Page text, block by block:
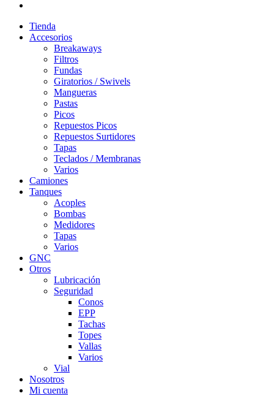
Tienda
Accesorios
Breakaways
Filtros
Fundas
Giratorios / Swivels
Mangueras
Pastas
Picos
Repuestos Picos
Repuestos Surtidores
Tapas
Teclados / Membranas
Varios
Camiones
Tanques
Acoples
Bombas
Medidores
Tapas
Varios
GNC
Otros
Lubricación
Seguridad
Conos
EPP
Tachas
Topes
Vallas
Varios
Vial
Nosotros
Mi cuenta